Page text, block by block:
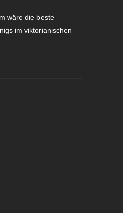
wäre die beste
im viktorianischen